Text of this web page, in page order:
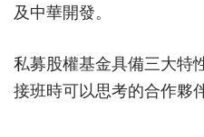
及中華開發。
私募股權基金具備三大特
接班時可以思考的合作夥